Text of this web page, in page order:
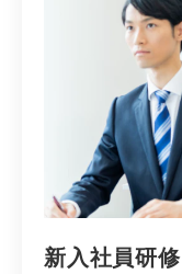
新入社員研修